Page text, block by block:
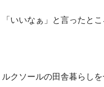
「いいなぁ」と言ったと
ルクソールの田舎暮らしを